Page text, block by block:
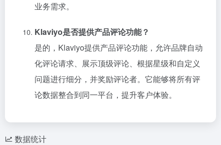
业务需求。
Klaviyo是否提供产品评论功能？
是的，Klaviyo提供产品评论功能，允许品牌自动
化评论请求、展示顶级评论、根据星级和自定义
问题进行细分，并奖励评论者。它能够将所有评
论数据整合到同一平台，提升客户体验。
数据统计